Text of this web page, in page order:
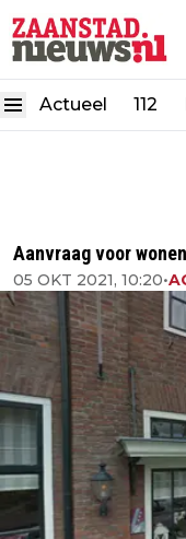
Actueel 112
Aanvraag voor
05 OKT 2021, 10:20•